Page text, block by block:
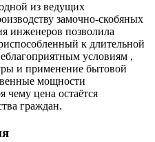
из ведущих
замочно-скобяных
инженеров позволила
к длительной
условиям ,
и применение бытовой
мощности
чему цена остаётся
граждан.